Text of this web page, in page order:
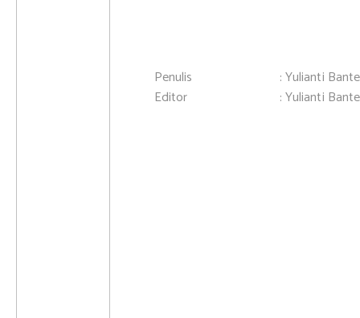
Penulis
: Yulianti
Editor
: Yulianti